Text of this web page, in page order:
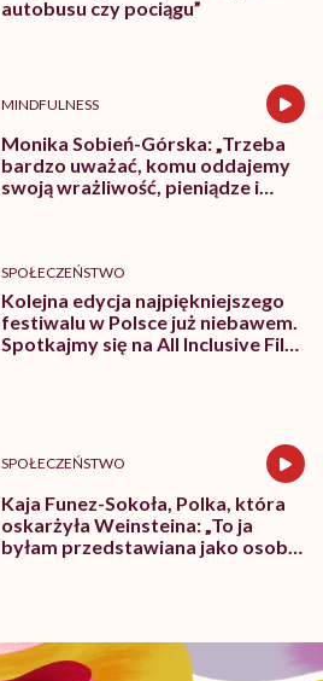
autobusu czy pociągu”
MINDFULNESS
Monika Sobień-Górska: „Trzeba
bardzo uważać, komu oddajemy
swoją wrażliwość, pieniądze i
SPOŁECZEŃSTWO
Kolejna edycja najpiękniejszego
festiwalu w Polsce już niebawem.
Spotkajmy się na All Inclusive Film
SPOŁECZEŃSTWO
Kaja Funez-Sokoła, Polka, która
oskarżyła Weinsteina: „To ja
byłam przedstawiana jako osoba,